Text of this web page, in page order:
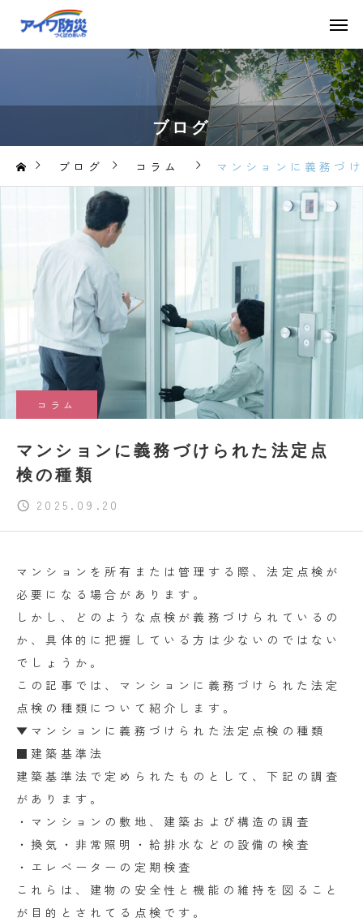
ブログ
ブログ コラム マンションに義務づ
コラム
マンションに義務づけられた法定点
検の種類
2025.09.20
マンションを所有または管理する際、法定点検が
必要になる場合があります。
しかし、どのような点検が義務づけられているの
か、具体的に把握している方は少ないのではない
でしょうか。
この記事では、マンションに義務づけられた法定
点検の種類について紹介します。
▼マンションに義務づけられた法定点検の種類
■建築基準法
建築基準法で定められたものとして、下記の調査
があります。
・マンションの敷地、建築および構造の調査
・換気・非常照明・給排水などの設備の検査
・エレベーターの定期検査
これらは、建物の安全性と機能の維持を図ること
が目的とされてる点検です。